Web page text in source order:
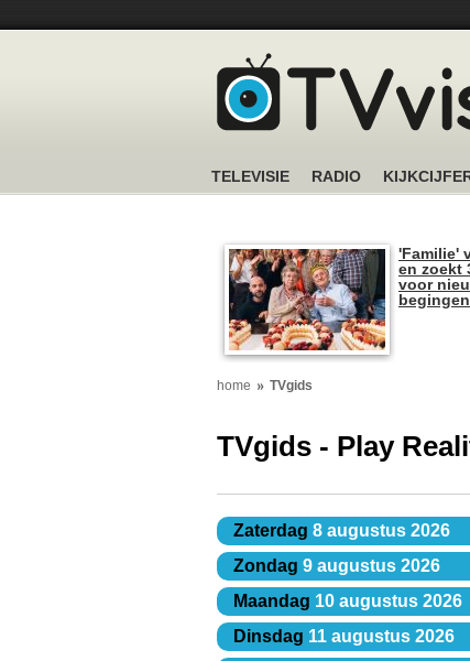
TELEVISIE RADIO
'Familie'
en zoekt
voor
home TVgids
TVgids - Play
Zaterdag 8 augustus 2026
Zondag 9 augustus 2026
Maandag 10 augustus 2026
Dinsdag 11 augustus 2026